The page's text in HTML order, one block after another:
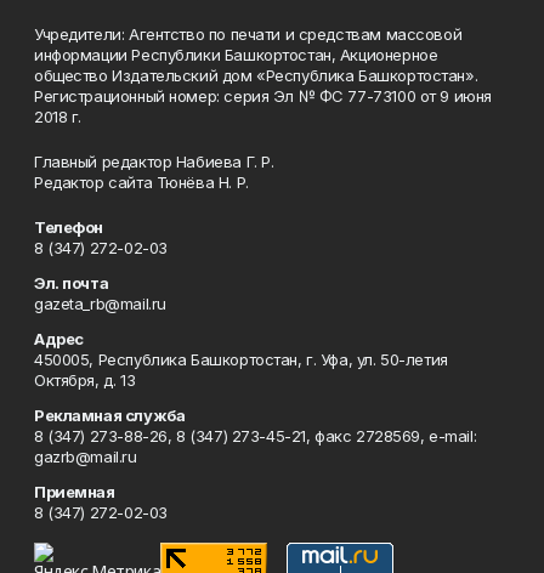
Учредители: Агентство по печати и средствам массовой
информации Республики Башкортостан, Акционерное
общество Издательский дом «Республика Башкортостан».
Регистрационный номер: серия Эл № ФС 77-73100 от 9 июня
2018 г.
Главный редактор Набиева Г. Р.
Редактор сайта Тюнёва Н. Р.
Телефон
8 (347) 272-02-03
Эл. почта
gazeta_rb@mail.ru
Адрес
450005, Республика Башкортостан, г. Уфа, ул. 50-летия
Октября, д. 13
Рекламная служба
8 (347) 273-88-26, 8 (347) 273-45-21, факс 2728569, e-mail:
gazrb@mail.ru
Приемная
8 (347) 272-02-03